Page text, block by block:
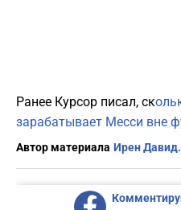
Ранее Курсор писал, ск
зарабатывает Месси вне
Автор материала Ирен Давид.